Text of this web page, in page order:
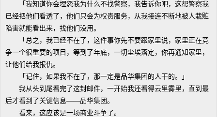
「我知道你会埋怨我为什么不找警察，我告诉你吧，这帮警察我
已经把他们看透了，他们只会为权贵服务，从我接连不断地被人栽赃
陷害就能看出来，找他们没用。
「总之，我已经不在了，这件事你先不要跟家里说，家里正在竞
争一个很重要的项目，等到了年底，一切尘埃落定，你再通知家里，
让他们给我报仇。
「记住，如果我不在了，那一定是品华集团的人干的。」
我从头到尾看完了这封邮件，一开始我还看得云里雾里，直到最
后才看到了关键信息——品华集团。
看来，这应该是一场商业斗争了。